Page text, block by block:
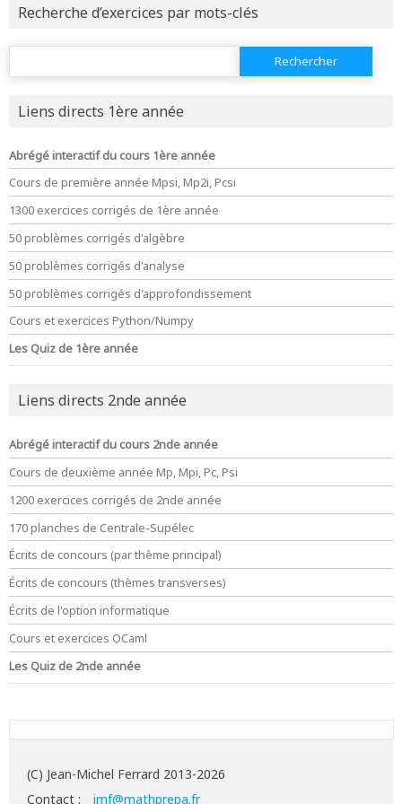
Recherche d’exercices par mots-clés
Rechercher :
Liens directs 1ère année
Abrégé interactif du cours 1ère année
Cours de première année Mpsi, Mp2i, Pcsi
1300 exercices corrigés de 1ère année
50 problèmes corrigés d'algèbre
50 problèmes corrigés d'analyse
50 problèmes corrigés d'approfondissement
Cours et exercices Python/Numpy
Les Quiz de 1ère année
Liens directs 2nde année
Abrégé interactif du cours 2nde année
Cours de deuxième année Mp, Mpi, Pc, Psi
1200 exercices corrigés de 2nde année
170 planches de Centrale-Supélec
Écrits de concours (par thème principal)
Écrits de concours (thèmes transverses)
Écrits de l'option informatique
Cours et exercices OCaml
Les Quiz de 2nde année
(C) Jean-Michel Ferrard 2013-2026
Contact :
jmf@mathprepa.fr